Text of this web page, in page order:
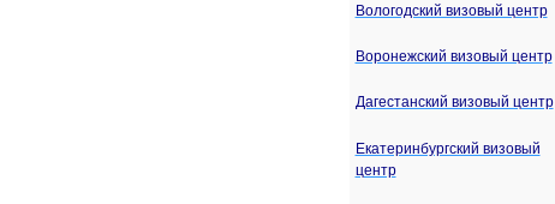
Вологодский визовый центр
Воронежский визовый центр
Дагестанский визовый центр
Екатеринбургский визовый
центр